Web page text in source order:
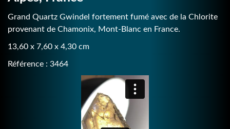
Grand Quartz Gwindel fortement fumé avec de la Chlorite
provenant de Chamonix, Mont-Blanc en France.
13,60 x 7,60 x 4,30 cm
Référence : 3464